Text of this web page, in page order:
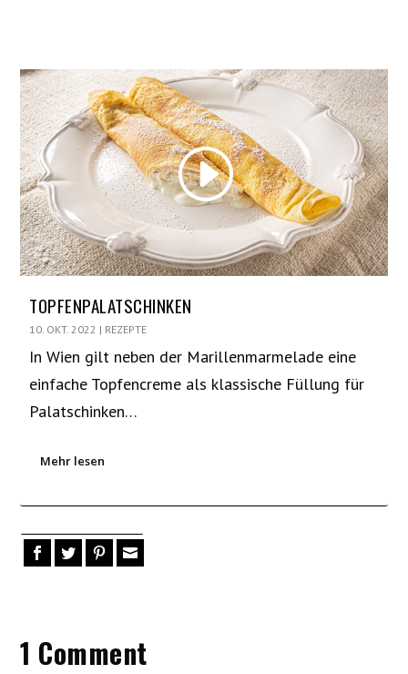
TOPFENPALATSCHINKEN
10. OKT. 2022 | REZEPTE
In Wien gilt neben der Marillenmarmelade eine
einfache Topfencreme als klassische Füllung für
Palatschinken…
Mehr lesen
1 Comment